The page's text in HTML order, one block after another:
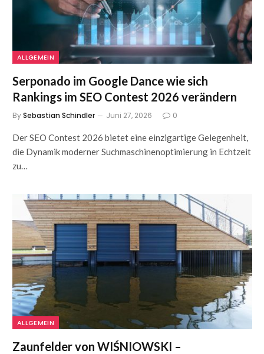
ALLGEMEIN
Serponado im Google Dance wie sich
Rankings im SEO Contest 2026 verändern
BySebastian Schindler Juni 27, 2026 0
Der SEO Contest 2026 bietet eine einzigartige Gelegenheit,
die Dynamik moderner Suchmaschinenoptimierung in Echtzeit
zu…
ALLGEMEIN
Zaunfelder von WIŚNIOWSKI –